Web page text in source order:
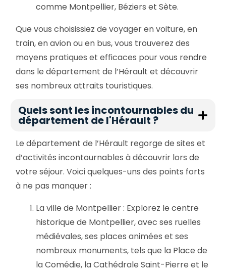
comme Montpellier, Béziers et Sète.
Que vous choisissiez de voyager en voiture, en
train, en avion ou en bus, vous trouverez des
moyens pratiques et efficaces pour vous rendre
dans le département de l’Hérault et découvrir
ses nombreux attraits touristiques.
Quels sont les incontournables du
département de l'Hérault ?
Le département de l’Hérault regorge de sites et
d’activités incontournables à découvrir lors de
votre séjour. Voici quelques-uns des points forts
à ne pas manquer :
La ville de Montpellier : Explorez le centre
historique de Montpellier, avec ses ruelles
médiévales, ses places animées et ses
nombreux monuments, tels que la Place de
la Comédie, la Cathédrale Saint-Pierre et le